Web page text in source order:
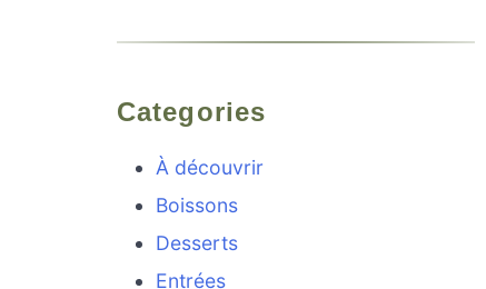
Categories
À découvrir
Boissons
Desserts
Entrées